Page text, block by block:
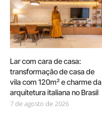
Lar com cara de casa:
transformação de casa de
vila com 120m² e charme da
arquitetura italiana no Brasil
7 de agosto de 2026